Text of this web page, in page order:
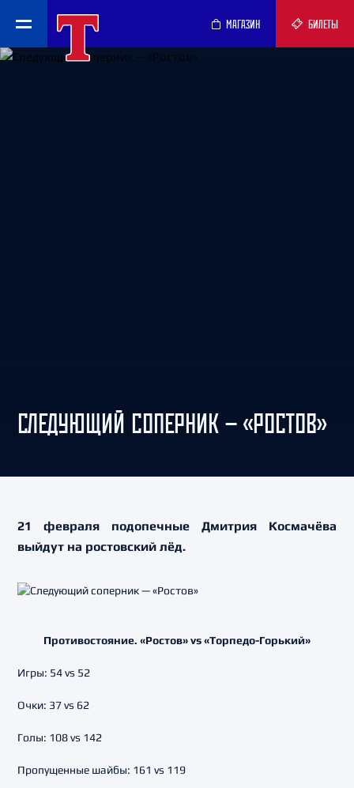
МАГАЗИН БИЛЕТЫ
СЛЕДУЮЩИЙ СОПЕРНИК — «РОСТОВ»
21 февраля подопечные Дмитрия Космачёва
выйдут на ростовский лёд.
Противостояние. «Ростов» vs «Торпедо-Горький»
Игры: 54 vs 52
Очки: 37 vs 62
Голы: 108 vs 142
Пропущенные шайбы: 161 vs 119